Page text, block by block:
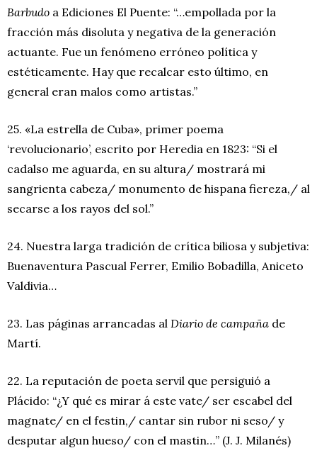
Barbudo a Ediciones El Puente: “…empollada por la
fracción más disoluta y negativa de la generación
actuante. Fue un fenómeno erróneo política y
estéticamente. Hay que recalcar esto último, en
general eran malos como artistas.”
25. «La estrella de Cuba», primer poema
‘revolucionario’, escrito por Heredia en 1823: “Si el
cadalso me aguarda, en su altura/ mostrará mi
sangrienta cabeza/ monumento de hispana fiereza,/ al
secarse a los rayos del sol.”
24. Nuestra larga tradición de crítica biliosa y subjetiva:
Buenaventura Pascual Ferrer, Emilio Bobadilla, Aniceto
Valdivia…
23. Las páginas arrancadas al Diario de campaña de
Martí.
22. La reputación de poeta servil que persiguió a
Plácido: “¿Y qué es mirar á este vate/ ser escabel del
magnate/ en el festin,/ cantar sin rubor ni seso/ y
desputar algun hueso/ con el mastin…” (J. J. Milanés)